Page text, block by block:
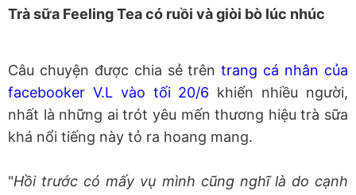
Trà sữa Feeling Tea có ruồi và giòi bò lúc nhúc
Câu chuyện được chia sẻ trêntrang cá nhân của
facebooker V.L vào tối 20/6 khiến nhiều người,
nhất là những ai trót yêu mến thương hiệu trà sữa
khá nổi tiếng này tỏ ra hoang mang.
"Hồi trước có mấy vụ mình cũng nghĩ là do cạnh